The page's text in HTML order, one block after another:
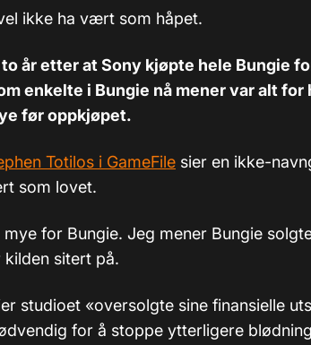
ikke ha vært som håpet.
år etter at Sony kjøpte hele Bungie
enkelte i Bungie nå mener var alt for
før oppkjøpet.
Totilos i GameFile sier en ikke-
som lovet.
for Bungie. Jeg mener Bungie
sitert på.
studioet «oversolgte sine finansielle
for å stoppe ytterligere